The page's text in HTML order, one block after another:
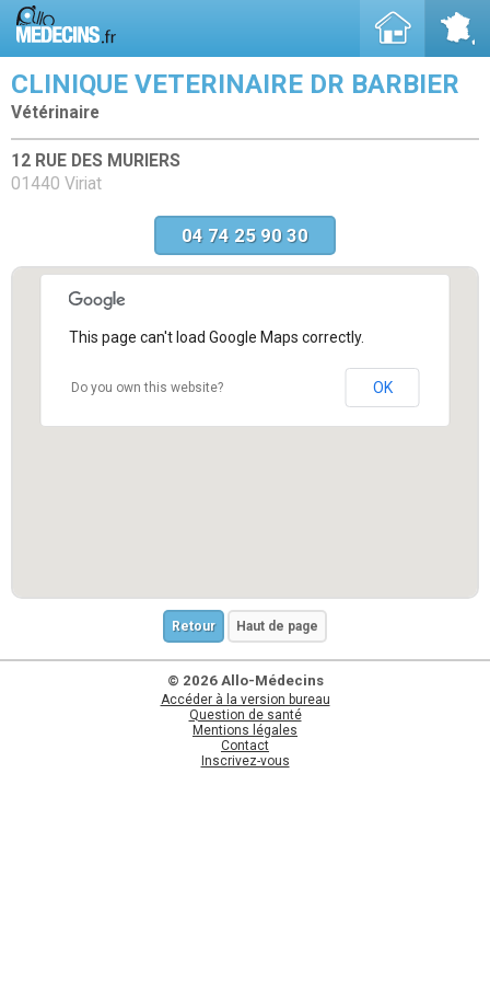
CLINIQUE VETERINAIRE DR BARBIER
Vétérinaire
12 RUE DES MURIERS
01440 Viriat
04 74 25 90 30
This page can't load Google Maps correctly.
Do you own this website? OK
Retour Haut de page
© 2026 Allo-Médecins
Accéder à la version bureau
Question de santé
Mentions légales
Contact
Inscrivez-vous